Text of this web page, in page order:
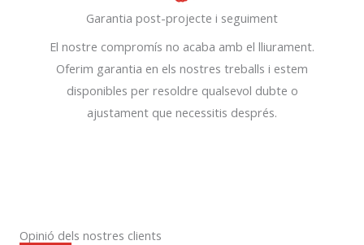
Garantia post-projecte i seguiment
El nostre compromís no acaba amb el lliurament.
Oferim garantia en els nostres treballs i estem
disponibles per resoldre qualsevol dubte o
ajustament que necessitis després.
Opinió dels nostres clients